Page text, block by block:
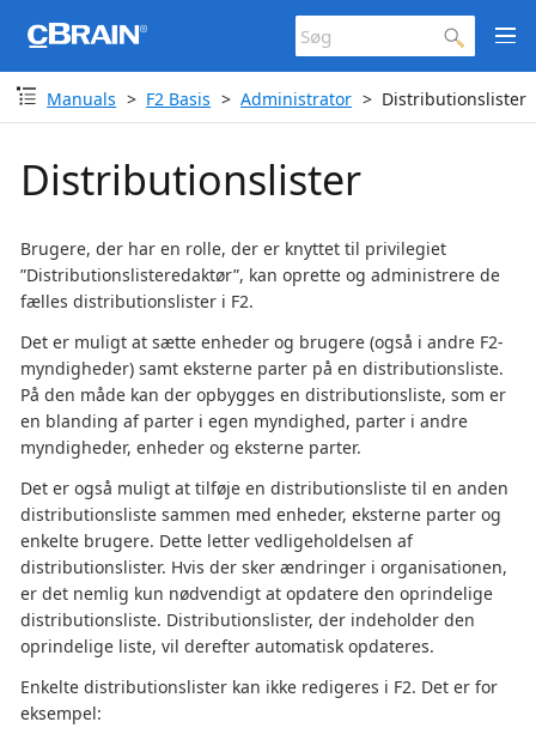
Manuals F2 Basis Administrator Distributionslister
Distributionslister
Brugere, der har en rolle, der er knyttet til privilegiet
”Distributionslisteredaktør”, kan oprette og administrere de
fælles distributionslister i F2.
Det er muligt at sætte enheder og brugere (også i andre F2-
myndigheder) samt eksterne parter på en distributionsliste.
På den måde kan der opbygges en distributionsliste, som er
en blanding af parter i egen myndighed, parter i andre
myndigheder, enheder og eksterne parter.
Det er også muligt at tilføje en distributionsliste til en anden
distributionsliste sammen med enheder, eksterne parter og
enkelte brugere. Dette letter vedligeholdelsen af
distributionslister. Hvis der sker ændringer i organisationen,
er det nemlig kun nødvendigt at opdatere den oprindelige
distributionsliste. Distributionslister, der indeholder den
oprindelige liste, vil derefter automatisk opdateres.
Enkelte distributionslister kan ikke redigeres i F2. Det er for
eksempel: